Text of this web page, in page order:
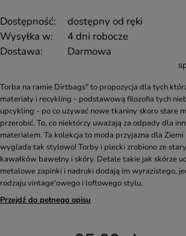
Dostępność:
dostępny od ręki
Wysyłka w:
4 dni robocze
Dostawa:
Darmowa
Torba na ramie Dirtbags" to propozycja dla tych
materiały i recykling - podstawową filozofia tych
upcykling - po co używać nowe tkaniny skoro stare
przerobić. To, co niektórzy uważają za odpady dla
materialem. Ta kolekcja to moda przyjazna dla
wyglada tak stylowo! Torby i plecki zrobiono ze
kawałków bawełny i skóry. Detale takie jak skórze
metalowe zapinki i nadruki dodają im wyrazistego,
rodzaju vintage'owego i loftowego stylu.
Przejdź do pełnego opisu